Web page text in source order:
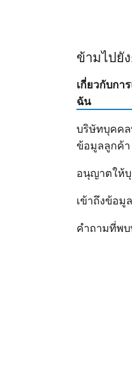
ข้ามไปยั
เกี่ยวกับกา
ฉัน
บริษัทบุคค
ข้อมูลลูกค้า
อนุญาตให้
เข้าถึงข้อมู
คำถามที่พบ